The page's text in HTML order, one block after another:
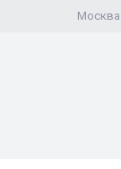
Москва